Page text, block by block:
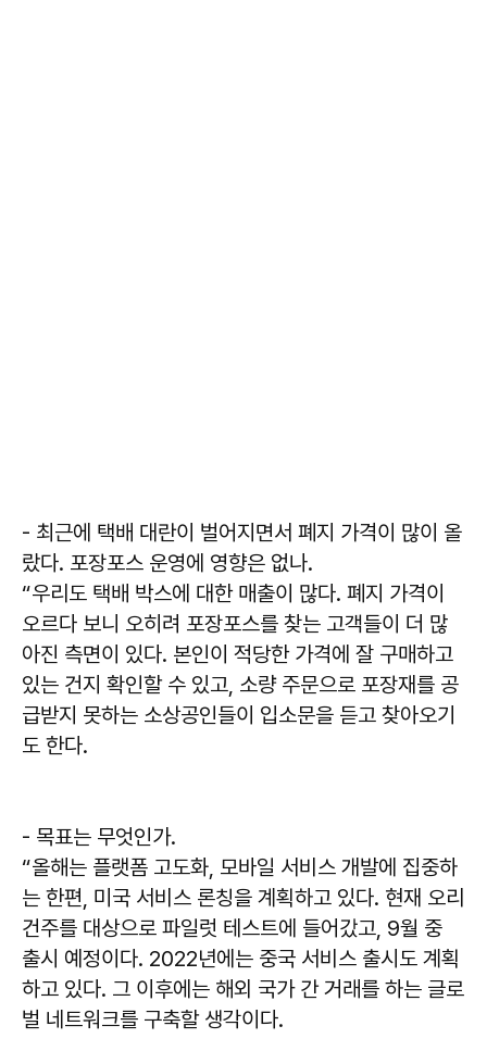
- 최근에 택배 대란이 벌어지면서 폐지 가격이 많이 올
랐다. 포장포스 운영에 영향은 없나.
“우리도 택배 박스에 대한 매출이 많다. 폐지 가격이
오르다 보니 오히려 포장포스를 찾는 고객들이 더 많
아진 측면이 있다. 본인이 적당한 가격에 잘 구매하고
있는 건지 확인할 수 있고, 소량 주문으로 포장재를 공
급받지 못하는 소상공인들이 입소문을 듣고 찾아오기
도 한다.
- 목표는 무엇인가.
“올해는 플랫폼 고도화, 모바일 서비스 개발에 집중하
는 한편, 미국 서비스 론칭을 계획하고 있다. 현재 오리
건주를 대상으로 파일럿 테스트에 들어갔고, 9월 중
출시 예정이다. 2022년에는 중국 서비스 출시도 계획
하고 있다. 그 이후에는 해외 국가 간 거래를 하는 글로
벌 네트워크를 구축할 생각이다.